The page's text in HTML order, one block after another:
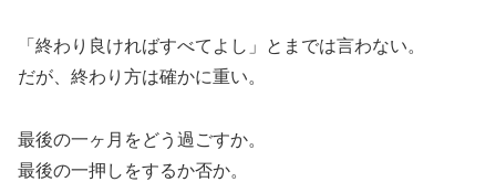
「終わり良ければすべてよし」とまでは言わない。
だが、終わり方は確かに重い。
最後の一ヶ月をどう過ごすか。
最後の一押しをするか否か。